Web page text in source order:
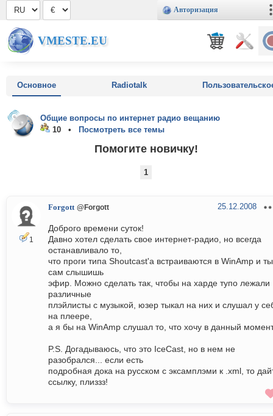
Авторизация
VMESTE.EU
Основное Radiotalk
Общие вопросы по интернет радио вещанию
10 •
Посмотреть все темы
Помогите новичку!
1
1
Forgott @Forgott 25.12.2008
Доброго времени суток!
Давно хотел сделать свое интернет-радио, но всегда
останавливало то,
что проги типа Shoutcast'а встраиваются в WinAmp и ты
сам слышишь
эфир. Можно сделать так, чтобы на харде тупо лежали
различные
плэйлисты с музыкой, юзер тыкал на них и слушал у
на плеере,
а я бы на WinAmp слушал то, что хочу в данный
P.S. Догадываюсь, что это IceCast, но в нем не
разобрался... если есть
подробная дока на русском с эксамплэми к .xml, то
ссылку, плиззз!